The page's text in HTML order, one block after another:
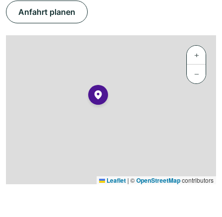
Anfahrt planen
+
−
Leaflet | ©OpenStreetMapcontributors